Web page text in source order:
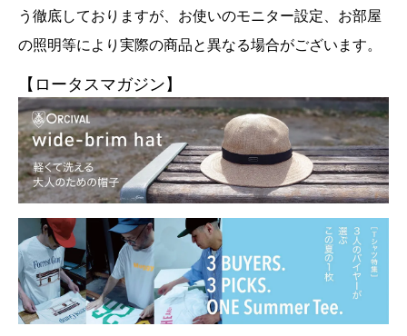
う徹底しておりますが、お使いのモニター設定、お部屋
の照明等により実際の商品と異なる場合がございます。
【ロータスマガジン】